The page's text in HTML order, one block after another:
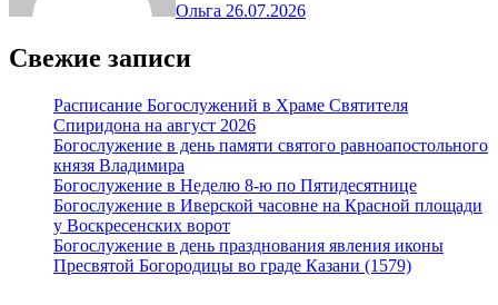
Ольга 26.07.2026
Свежие записи
Расписание Богослужений в Храме Святителя
Спиридона на август 2026
Богослужение в день памяти святого равноапостольного
князя Владимира
Богослужение в Неделю 8-ю по Пятидесятнице
Богослужение в Иверской часовне на Красной площади
у Воскресенских ворот
Богослужение в день празднования явления иконы
Пресвятой Богородицы во граде Казани (1579)